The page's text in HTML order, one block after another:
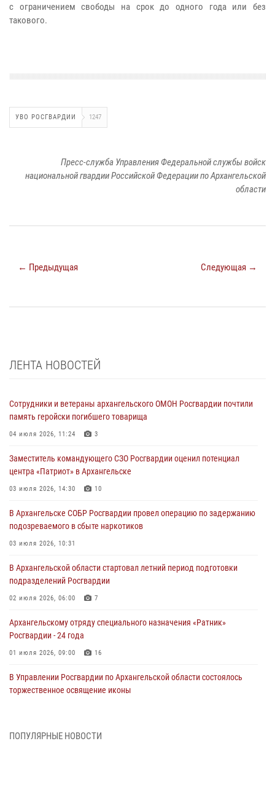
с ограничением свободы на срок до одного года или без
такового.
УВО РОСГВАРДИИ 1247
Пресс-служба Управления Федеральной службы войск
национальной гвардии Российской Федерации по Архангельской
области
← Предыдущая Следующая →
ЛЕНТА НОВОСТЕЙ
Сотрудники и ветераны архангельского ОМОН Росгвардии почтили
память геройски погибшего товарища
04 июля 2026, 11:24 3
Заместитель командующего СЗО Росгвардии оценил потенциал
центра «Патриот» в Архангельске
03 июля 2026, 14:30 10
В Архангельске СОБР Росгвардии провел операцию по задержанию
подозреваемого в сбыте наркотиков
03 июля 2026, 10:31
В Архангельской области стартовал летний период подготовки
подразделений Росгвардии
02 июля 2026, 06:00 7
Архангельскому отряду специального назначения «Ратник»
Росгвардии - 24 года
01 июля 2026, 09:00 16
В Управлении Росгвардии по Архангельской области состоялось
торжественное освящение иконы
Военнослужащие по призыву из Архангельской области приняли
ПОПУЛЯРНЫЕ НОВОСТИ